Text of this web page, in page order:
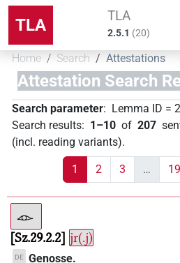
TLA TLA
2.5.1 (20)
Home Search Attestations
Attestation Search
Search parameter: Lemma ID =
Search results: 1–10 of 207
(incl. reading variants).
1 2 3 … 19
Sz.29.2.2 jr(.j)
DE
Genosse.